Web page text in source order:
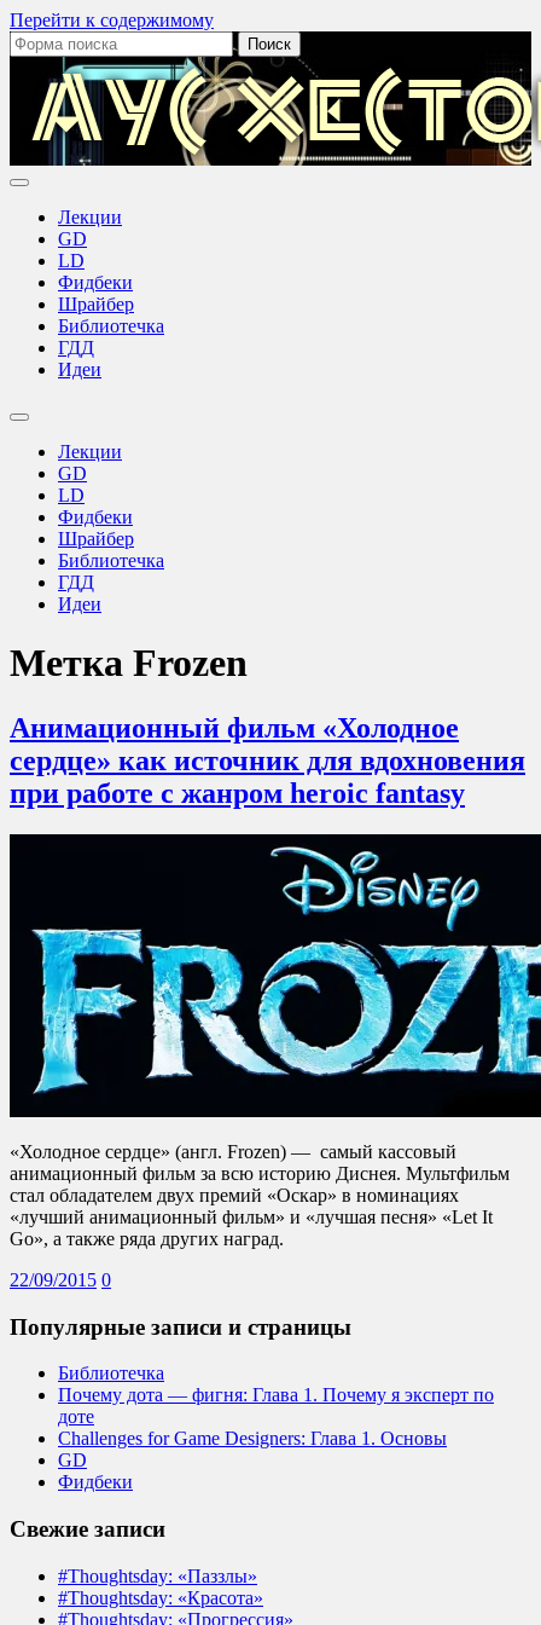
Перейти к содержимому
Поиск:
Аус
Лекции
GD
LD
Фидбеки
Шрайбер
Библиотечка
ГДД
Идеи
Переключить
поискаЛекции
GD
LD
Фидбеки
Шрайбер
Библиотечка
ГДД
Идеи
Метка Frozen
Анимационный фильм «Холодное
сердце» как источник для вдохновения
при работе с жанром heroic fantasy
«Холодное сердце» (англ. Frozen) — самый кассовый
анимационный фильм за всю историю Диснея. Мультфильм
стал обладателем двух премий «Оскар» в номинациях
«лучший анимационный фильм» и «лучшая песня» «Let It
Go», а также ряда других наград.
22/09/2015 0
Популярные записи и страницы
Библиотечка
Почему дота — фигня: Глава 1. Почему я эксперт по
доте
Challenges for Game Designers: Глава 1. Основы
GD
Фидбеки
Свежие записи
#Thoughtsday: «Паззлы»
#Thoughtsday: «Красота»
#Thoughtsday: «Прогрессия»